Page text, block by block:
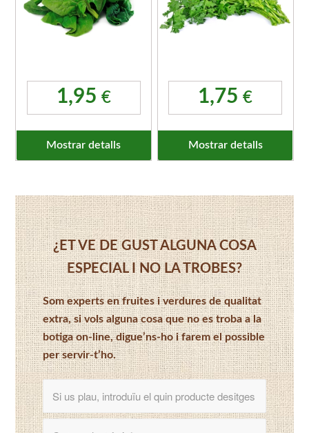
1,95 €
Mostrar detalls
1,75€
Mostrar detalls
¿ET VE DE GUST ALGUNA COSA
ESPECIAL I NO LA TROBES?
Som experts en fruites i verdures de qualitat
extra, si vols alguna cosa que no es troba a la
botiga on-line, digue’ns-ho i farem el possible
per servir-t’ho.